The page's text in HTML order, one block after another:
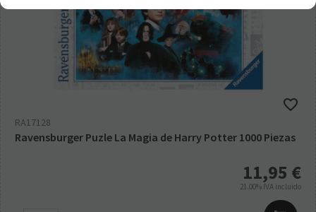
RA17128
Ravensburger Puzle La Magia de Harry Potter 1000 Piezas
11,95 €
21.00% IVA incluido